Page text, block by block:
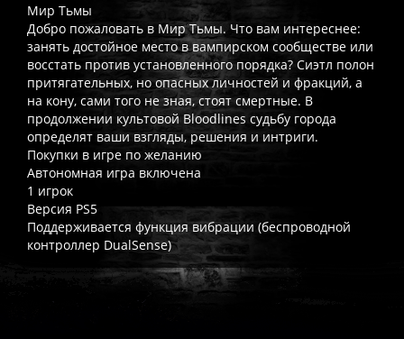
Мир Тьмы
Добро пожаловать в Мир Тьмы. Что вам интереснее:
занять достойное место в вампирском сообществе или
восстать против установленного порядка? Сиэтл полон
притягательных, но опасных личностей и фракций, а
на кону, сами того не зная, стоят смертные. В
продолжении культовой Bloodlines судьбу города
определят ваши взгляды, решения и интриги.
Покупки в игре по желанию
Автономная игра включена
1 игрок
Версия PS5
Поддерживается функция вибрации (беспроводной
контроллер DualSense)
Часто спрашивают